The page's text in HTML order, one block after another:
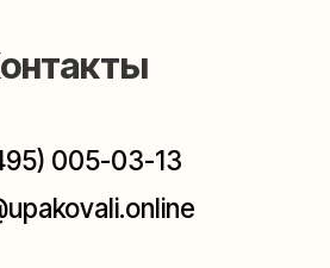
работают без